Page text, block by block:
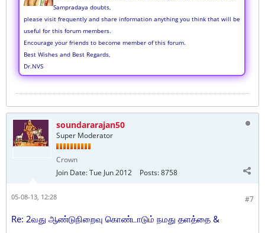
Sampradaya doubts,
please visit frequently and share information anything you think that will be
useful for this forum members.
Encourage your friends to become member of this forum.
Best Wishes and Best Regards,
Dr.NVS
soundararajan50
Super Moderator
Crown
Join Date:Tue Jun 2012 Posts:8758
#7
05-08-13, 12:28
Re: 2வது ஆண்டுநிறைவு கொண்டாடும் நமது தளத்தை &